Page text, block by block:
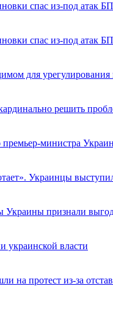
спас из-под атак
спас из-под атак
для
решить
премьер-министра
Украинцы
Украины признали
украинской власти
на протест из-за